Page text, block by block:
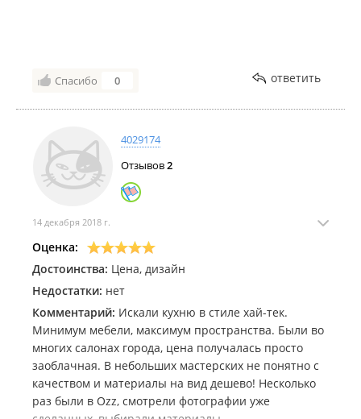
Спасибо 0 ответить
4029174
Отзывов2
14 декабря 2018 г.
Оценка:
Достоинства: Цена, дизайн
Недостатки: нет
Комментарий: Искали кухню в стиле хай-тек.
Минимум мебели, максимум пространства. Были во
многих салонах города, цена получалась просто
заоблачная. В небольших мастерских не понятно с
качеством и материалы на вид дешево! Несколько
раз были в Ozz, смотрели фотографии уже